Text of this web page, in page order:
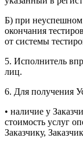
Б) при неуспешном
окончания
от системы
5. Исполнитель
лиц.
6. Для получения
• наличие у
стоимость услуг
Заказчику,